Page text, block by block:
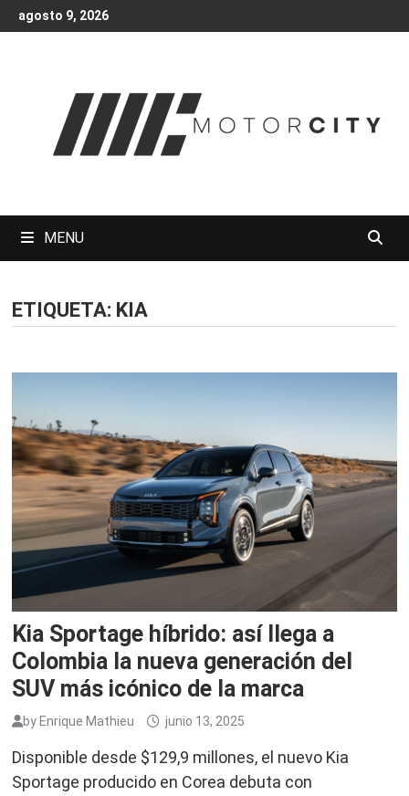
Skip
to
agosto 9, 2026
MENU
ETIQUETA: KIA
Kia Sportage híbrido: así llega a
Colombia la nueva generación del
SUV más icónico de la marca
by Enrique Mathieu junio 13, 2025
Disponible desde $129,9 millones, el nuevo Kia
Sportage producido en Corea debuta con